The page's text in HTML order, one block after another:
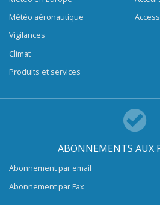
Météo aéronautique
Vigilances
Climat
Produits et services
ABONNEMENTS AUX
Abonnement par email
Abonnement par Fax